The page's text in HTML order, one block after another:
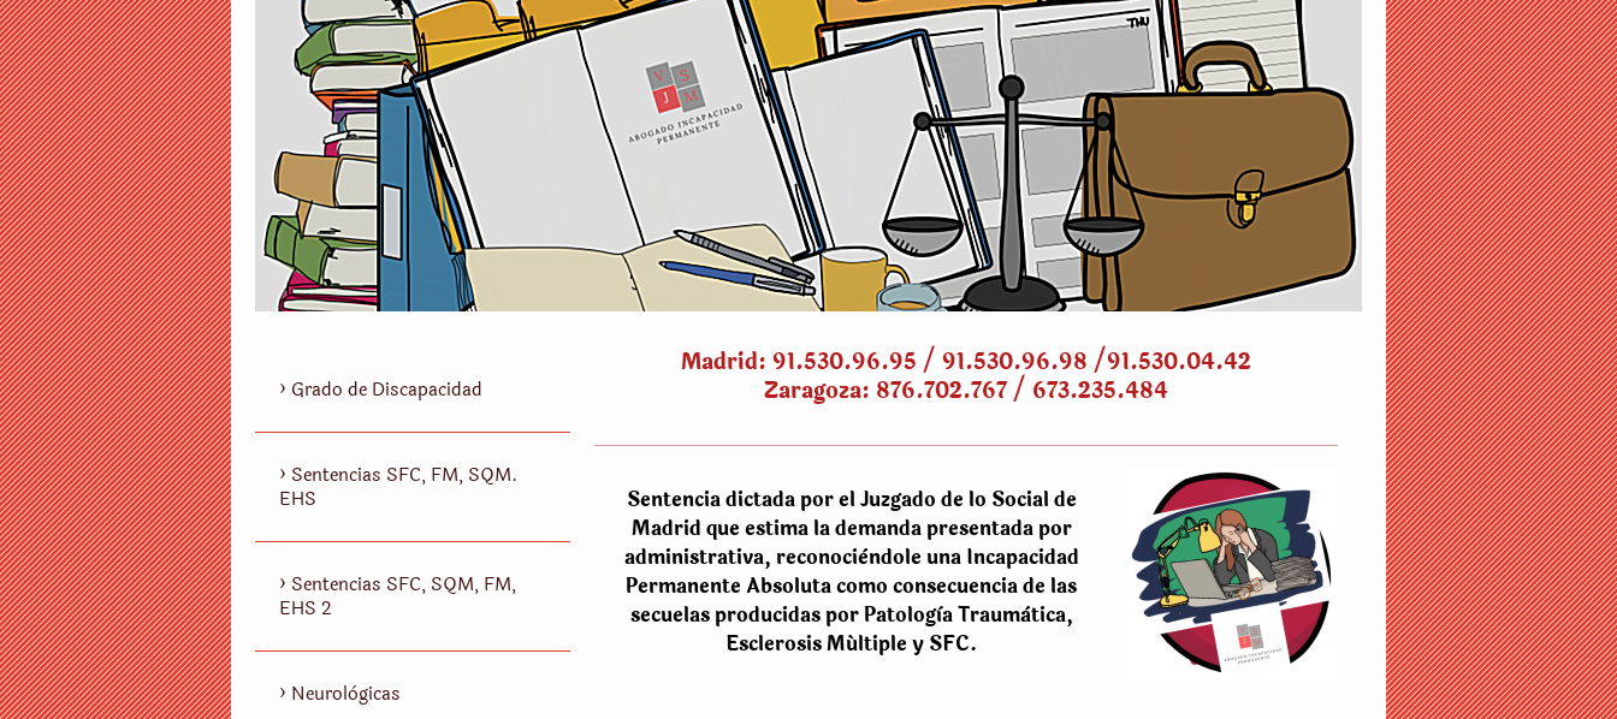
Madrid: 91.530.96.95 / 91.530.96.98 /91.530.04.42
Zaragoza: 876.702.767 / 673.235.484
Sentencia dictada por el Juzgado de lo Social de
Madrid que estima la demanda presentada por
administrativa, reconocièndole una Incapacidad
Permanente Absoluta como consecuencia de las
secuelas producidas por Patologìa Traumàtica,
Esclerosis Múltiple y SFC.
Grado de Discapacidad
Sentencias SFC, FM, SQM.
EHS
Sentencias SFC, SQM, FM,
EHS 2
Neurològicas